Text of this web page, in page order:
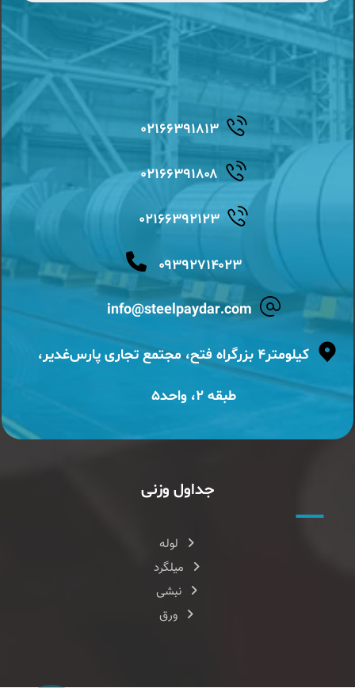
۰۲۱۶۶۳۹۱۸۱۳
۰۲۱۶۶۳۹۱۸۰۸
۰۲۱۶۶۳۹۲۱۲۳
۰۹۳۹۲۷۱۴۰۲۳
info@steelpaydar.com
کیلومتر۴ بزرگراه فتح، مجتمع تجاری پارس‌غدیر،
طبقه ۲، واحد۵
جداول وزنی
لوله
میلگرد
نبشی
ورق